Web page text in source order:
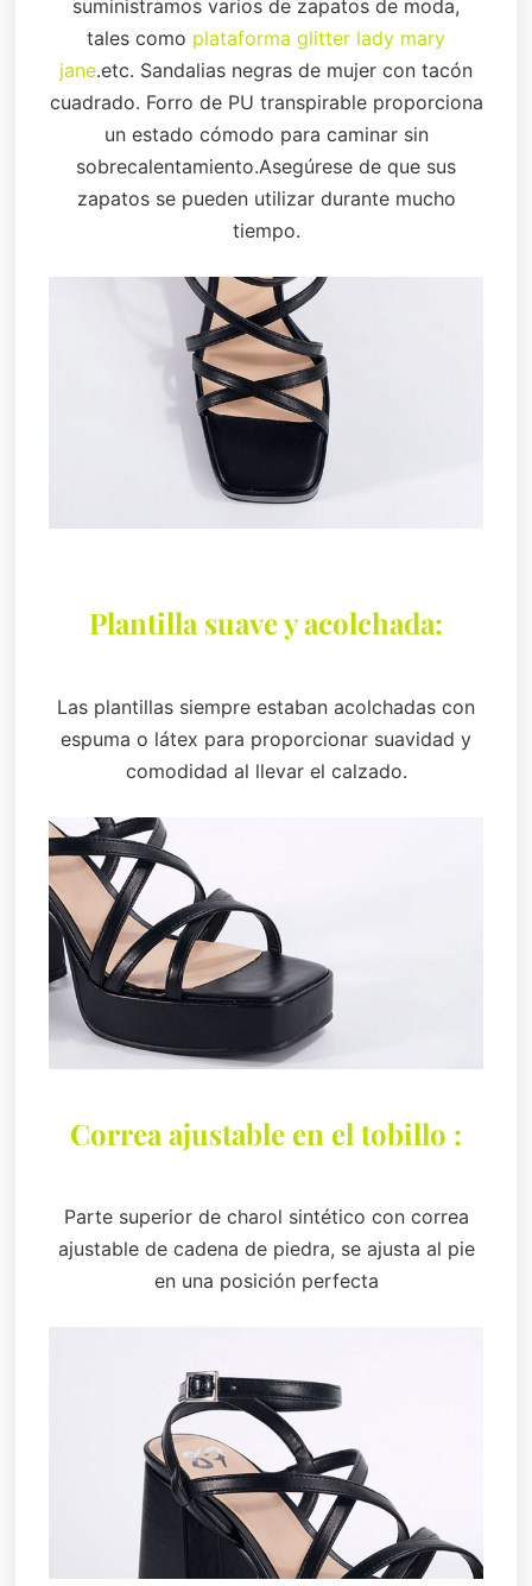
suministramos varios de zapatos de moda,
tales como plataforma glitter lady mary
jane.etc. Sandalias negras de mujer con tacón
cuadrado. Forro de PU transpirable proporciona
un estado cómodo para caminar sin
sobrecalentamiento.Asegúrese de que sus
zapatos se pueden utilizar durante mucho
tiempo.
Plantilla suave y acolchada:
Las plantillas siempre estaban acolchadas con
espuma o látex para proporcionar suavidad y
comodidad al llevar el calzado.
Correa ajustable en el tobillo :
Parte superior de charol sintético con correa
ajustable de cadena de piedra, se ajusta al pie
en una posición perfecta